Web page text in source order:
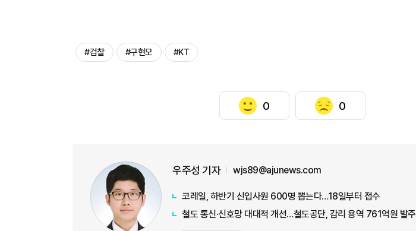
#검찰 #구현모 #KT
0 0
우주성 기자 wjs89@ajunews.com
코레일, 하반기 신입사원 600명 뽑는다…18일부터 접수
철도 통신·신호망 대대적 개선…철도공단, 감리 용역 761억원 발주